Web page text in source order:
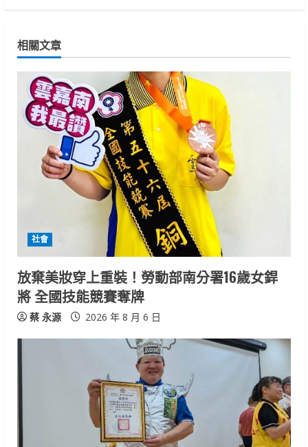
n
u
e
R
n
g
相關文章
社會
放棄美妝穿上重裝！勞動部南分署16歲女銲
將 全國技能競賽奪牌
蔡 永源 2026 年 8 月 6 日